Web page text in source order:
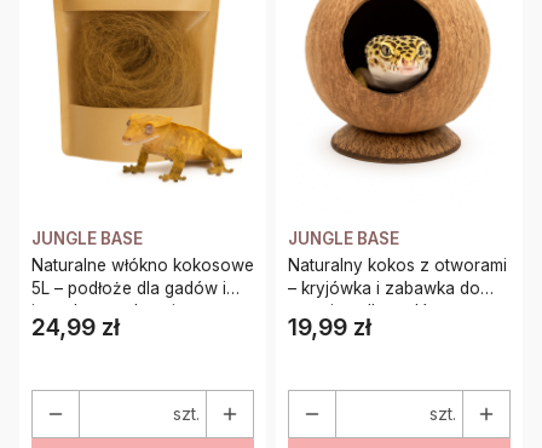
JUNGLE BASE
Naturalne włókno kokosowe
5L – podłoże dla gadów i
innych małych zwierząt
Cena
24,99 zł
szt.
JUNGLE BASE
Naturalny kokos z otworami
– kryjówka i zabawka do
terrarium dla gadów
Cena
19,99 zł
szt.